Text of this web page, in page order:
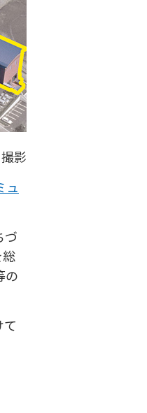
影
ュ
づ
の